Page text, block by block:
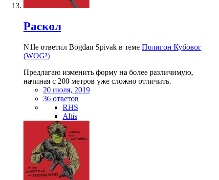
Раскол
N1le ответил Bogdan Spivak в теме Полигон Кубовог
(WOG³)
Предлагаю изменить форму на более различимую,
начиная с 200 метров уже сложно отличить.
20 июля, 2019
36 ответов
RHS
Altis